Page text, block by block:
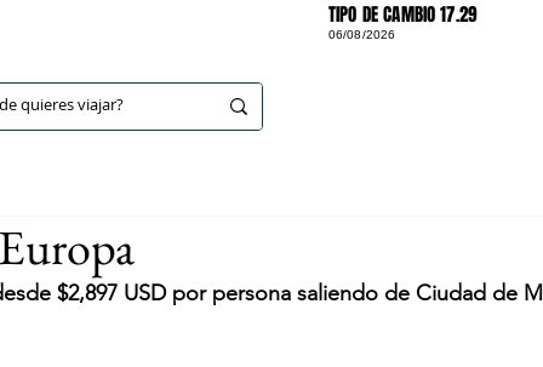
TIPO DE CAMBIO 17.29
06/08/2026
$2,897 USD por persona saliendo de Ciudad de